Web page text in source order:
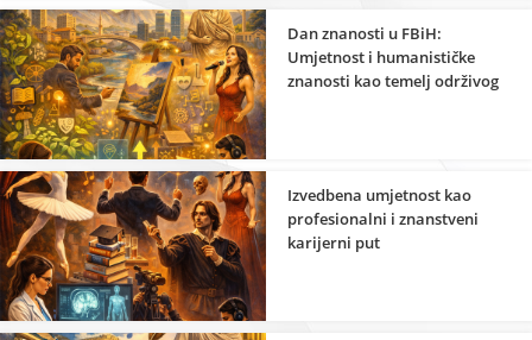
Dan znanosti u FBiH:
Umjetnost i humanističke
znanosti kao temelj održivog
Izvedbena umjetnost kao
profesionalni i znanstveni
karijerni put